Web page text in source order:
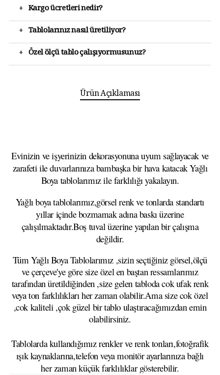
+ Kargo ücretleri nedir?
+ Tablolarınız nasıl üretiliyor?
+ Özel ölçü tablo çalışıyormusunuz?
Ürün Açıklaması
Evinizin ve işyerinizin dekorasyonuna uyum sağlayacak ve
zarafeti ile duvarlarınıza bambaşka bir hava katacak Yağlı
Boya tablolarımız ile farklılığı yakalayın.
Yağlı boya tablolarımız,görsel renk ve tonlarda standartı
yıllar içinde bozmamak adına baskı üzerine
çalışılmaktadır.Boş tuval üzerine yapılan bir çalışma
değildir.
Tüm Yağlı Boya Tablolarımız ,sizin seçtiğiniz görsel,ölçü
ve çerçeve'ye göre size özel en baştan ressamlarımız
tarafından üretildiğinden ,size gelen tabloda cok ufak renk
veya ton farklılıkları her zaman olabilir.Ama size cok özel
,cok kaliteli ,çok güzel bir tablo ulaştıracağımızdan emin
olabilirsiniz.
Tablolarda kullandığımız renkler ve renk tonları,fotoğrafik
ışık kaynaklarına,telefon veya monitör ayarlarınıza bağlı
her zaman küçük farklılıklar gösterebilir.